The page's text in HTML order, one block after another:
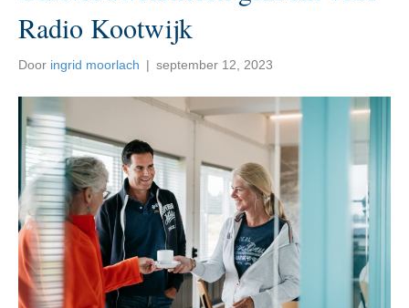
Radio Kootwijk
Door ingrid moorlach | september 12, 2023